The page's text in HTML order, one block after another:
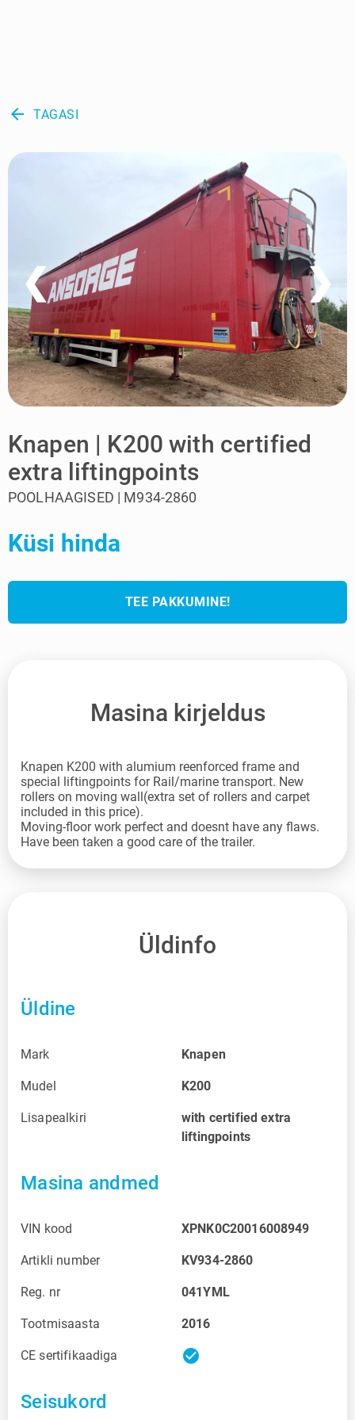
arrow_back TAGASI
❮ ❯
Knapen | K200 with certified
extra liftingpoints
POOLHAAGISED | M934-2860
Küsi hinda
TEE PAKKUMINE!
Masina kirjeldus
Knapen K200 with alumium reenforced frame and
special liftingpoints for Rail/marine transport. New
rollers on moving wall(extra set of rollers and carpet
included in this price).
Moving-floor work perfect and doesnt have any flaws.
Have been taken a good care of the trailer.
Üldinfo
Üldine
Mark Knapen
Mudel K200
Lisapealkiri
with certified extra
liftingpoints
Masina andmed
VIN kood XPNK0C20016008949
Artikli number KV934-2860
Reg. nr 041YML
Tootmisaasta 2016
CE sertifikaadiga check_circle
Seisukord